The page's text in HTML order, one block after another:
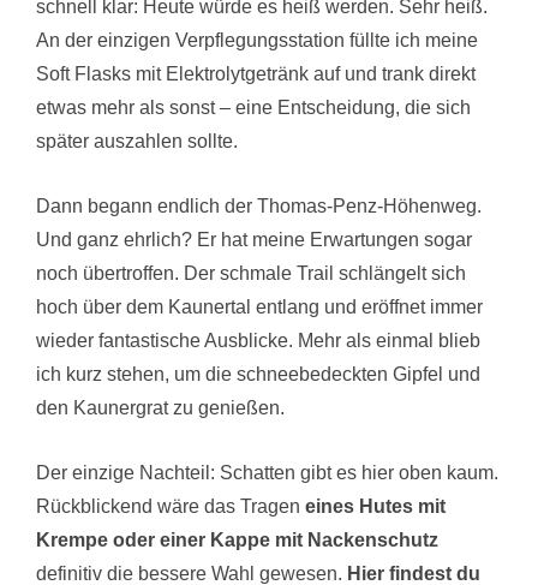
schnell klar: Heute würde es heiß werden. Sehr heiß.
An der einzigen Verpflegungsstation füllte ich meine
Soft Flasks mit Elektrolytgetränk auf und trank direkt
etwas mehr als sonst – eine Entscheidung, die sich
später auszahlen sollte.
Dann begann endlich der Thomas-Penz-Höhenweg.
Und ganz ehrlich? Er hat meine Erwartungen sogar
noch übertroffen. Der schmale Trail schlängelt sich
hoch über dem Kaunertal entlang und eröffnet immer
wieder fantastische Ausblicke. Mehr als einmal blieb
ich kurz stehen, um die schneebedeckten Gipfel und
den Kaunergrat zu genießen.
Der einzige Nachteil: Schatten gibt es hier oben kaum.
Rückblickend wäre das Tragen eines Hutes mit
Krempe oder einer Kappe mit Nackenschutz
definitiv die bessere Wahl gewesen. Hier findest du